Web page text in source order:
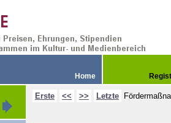
Home
Erste << >> Letzte